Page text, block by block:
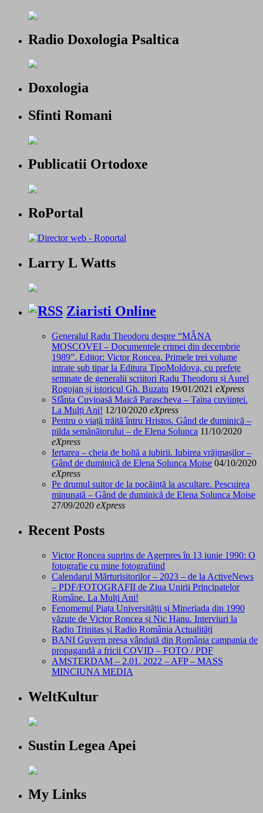
Radio Doxologia Psaltica
Doxologia
Sfinti Romani
Publicatii Ortodoxe
RoPortal
Larry L Watts
Ziaristi Online
Generalul Radu Theodoru despre “MÂNA
MOSCOVEI – Documentele crimei din decembrie
1989”. Editor: Victor Roncea. Primele trei volume
intrate sub tipar la Editura TipoMoldova, cu prefețe
semnate de generalii scriitori Radu Theodoru și Aurel
Rogojan și istoricul Gh. Buzatu 19/01/2021 eXpress
Sfânta Cuvioasă Maică Parascheva – Taina cuviinței.
La Mulți Ani! 12/10/2020 eXpress
Pentru o viață trăită întru Hristos. Gând de duminică –
pilda semănătorului – de Elena Solunca 11/10/2020
eXpress
Iertarea – cheia de boltă a iubirii. Iubirea vrăjmașilor –
Gând de duminică de Elena Solunca Moise 04/10/2020
eXpress
Pe drumul suitor de la pocăință la ascultare. Pescuirea
minunată – Gând de duminică de Elena Solunca Moise
27/09/2020 eXpress
Recent Posts
Victor Roncea suprins de Agerpres în 13 iunie 1990: O
fotografie cu mine fotografiind
Calendarul Mărturisitorilor – 2023 – de la ActiveNews
– PDF/FOTOGRAFII de Ziua Unirii Principatelor
Române. La Mulți Ani!
Fenomenul Piața Universității și Mineriada din 1990
văzute de Victor Roncea și Nic Hanu. Interviuri la
Radio Trinitas și Radio România Actualități
BANI Guvern presa vândută din România campania de
propagandă a fricii COVID – FOTO / PDF
AMSTERDAM – 2.01. 2022 – AFP – MASS
MINCIUNA MEDIA
WeltKultur
Sustin Legea Apei
My Links